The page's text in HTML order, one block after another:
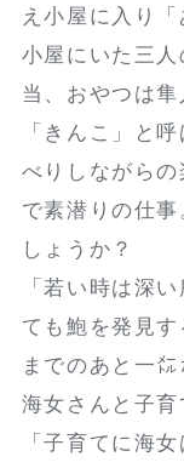
え小屋に入り
小屋にいた三
当、おやつは
「きんこ」と
べりしながら
で素潜りの仕
しょうか？
「若い時は深
ても鮑を発見
までのあと一㍍
海女さんと子
「子育てに海